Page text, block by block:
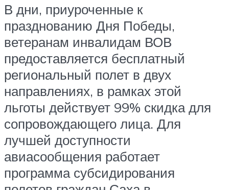
В дни, приуроченные к
празднованию Дня Победы,
ветеранам инвалидам ВОВ
предоставляется бесплатный
региональный полет в двух
направлениях, в рамках этой
льготы действует 99% скидка для
сопровождающего лица. Для
лучшей доступности
авиасообщения работает
программа субсидирования